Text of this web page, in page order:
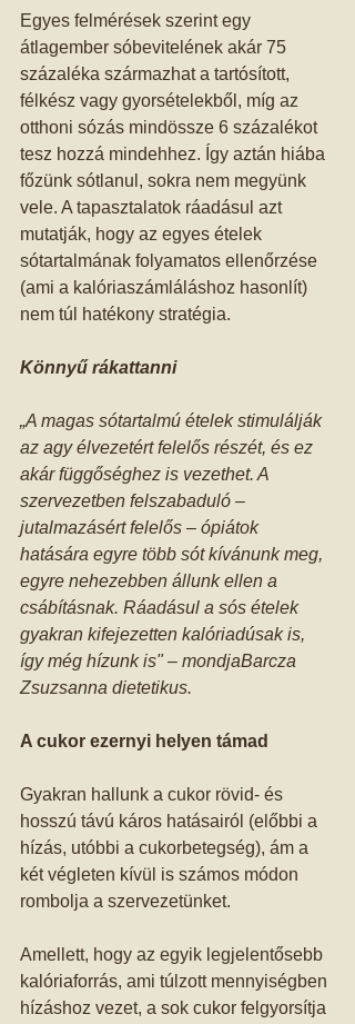
Egyes felmérések szerint egy
átlagember sóbevitelének akár 75
százaléka származhat a tartósított,
félkész vagy gyorsételekből, míg az
otthoni sózás mindössze 6 százalékot
tesz hozzá mindehhez. Így aztán hiába
főzünk sótlanul, sokra nem megyünk
vele. A tapasztalatok ráadásul azt
mutatják, hogy az egyes ételek
sótartalmának folyamatos ellenőrzése
(ami a kalóriaszámláláshoz hasonlít)
nem túl hatékony stratégia.
Könnyű rákattanni
„A magas sótartalmú ételek stimulálják
az agy élvezetért felelős részét, és ez
akár függőséghez is vezethet. A
szervezetben felszabaduló –
jutalmazásért felelős – ópiátok
hatására egyre több sót kívánunk meg,
egyre nehezebben állunk ellen a
csábításnak. Ráadásul a sós ételek
gyakran kifejezetten kalóriadúsak is,
így még hízunk is" – mondjaBarcza
Zsuzsanna dietetikus.
A cukor ezernyi helyen támad
Gyakran hallunk a cukor rövid- és
hosszú távú káros hatásairól (előbbi a
hízás, utóbbi a cukorbetegség), ám a
két végleten kívül is számos módon
rombolja a szervezetünket.
Amellett, hogy az egyik legjelentősebb
kalóriaforrás, ami túlzott mennyiségben
hízáshoz vezet, a sok cukor felgyorsítja